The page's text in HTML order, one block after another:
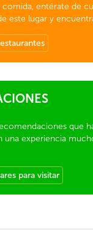
comida, entérate de
este lugar y
que
una experiencia
para visitar